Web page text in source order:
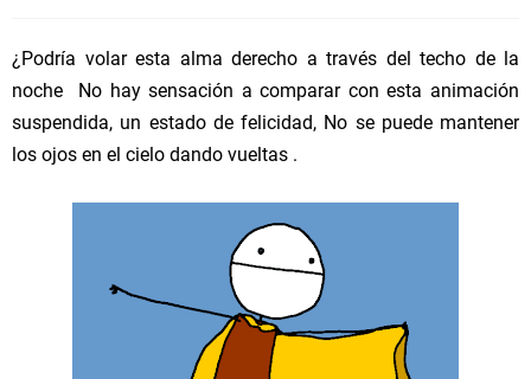
¿Podría volar esta alma derecho a través del techo de la
noche No hay sensación a comparar con esta animación
suspendida, un estado de felicidad, No se puede mantener
los ojos en el cielo dando vueltas .